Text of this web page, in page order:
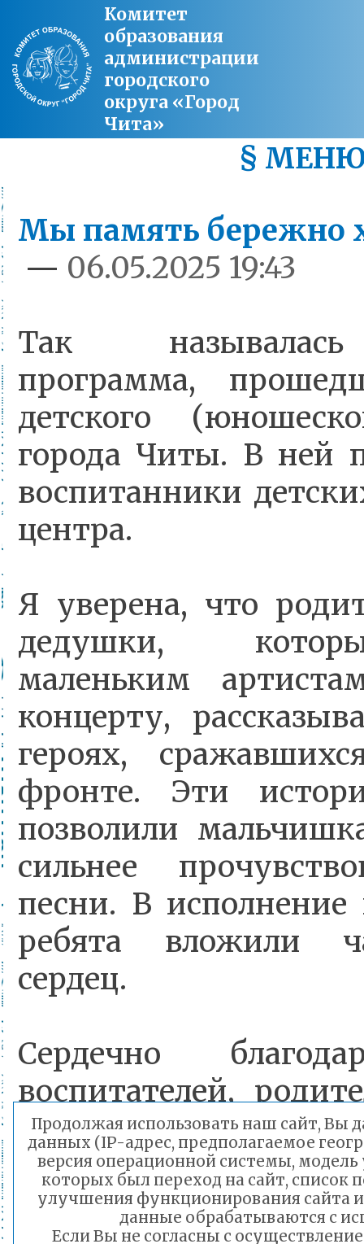
Комитет
образования
администрации
городского
округа «Город
Чита»
§
Мы память бережно
— 06.05.2025 19:43
Так
программа,
детского
города Читы. В ней
воспитанники
центра.
Я уверена, что
дедушки,
маленьким
концерту,
героях,
фронте. Эти
позволили
сильнее
песни. В
ребята вложили
сердец.
Сердечно
воспитателей,
воспитание
поколения!
Продолжая использовать наш сайт, Вы
данных (IP-адрес, предполагаемое
версия операционной системы,
которых был переход на сайт, список
улучшения функционирования сайта
данные обрабатываются с
Если Вы не согласны с